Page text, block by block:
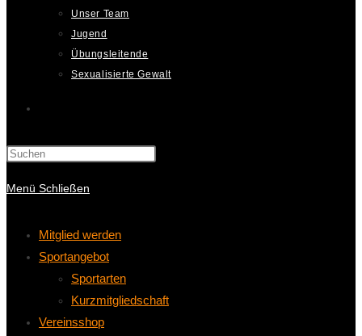
Unser Team
Jugend
Übungsleitende
Sexualisierte Gewalt
Suche
Menü Schließen
Mitglied werden
Sportangebot
Sportarten
Kurzmitgliedschaft
Vereinsshop